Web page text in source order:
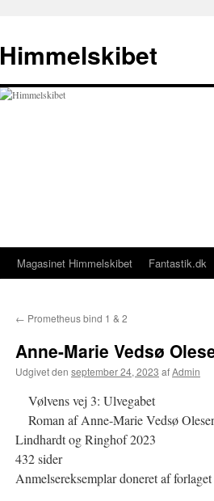
indhold
Himmelskibet
Magasinet Himmelskibet Fantastik.dk
← Prometheus bind 1 & 2
Anne-Marie Vedsø
Udgivet den september 24, 2023 afAdmin
Vølvens vej 3: Ulvegabet
Roman af Anne-Marie Vedsø
Lindhardt og Ringhof 2023
432 sider
Anmelsereksemplar doneret af forlaget